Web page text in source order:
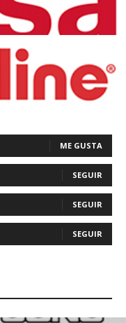
ME GUSTA
SEGUIR
SEGUIR
SEGUIR